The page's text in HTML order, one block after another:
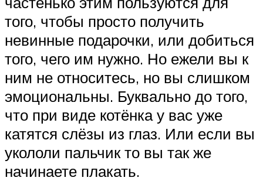
того, чтобы просто получить
невинные подарочки, или добиться
того, чего им нужно. Но ежели вы к
ним не относитесь, но вы слишком
эмоциональны. Буквально до того,
что при виде котёнка у вас уже
катятся слёзы из глаз. Или если вы
укололи пальчик то вы так же
начинаете плакать.